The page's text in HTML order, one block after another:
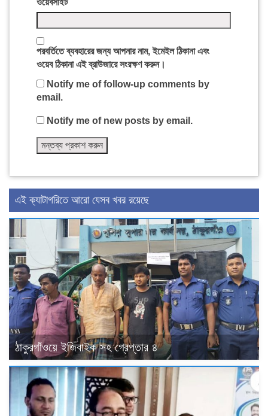
ওয়েবসাইট
পরবর্তিতে ব্যবহারের জন্য আপনার নাম, ইমেইল ঠিকানা এবং
ওয়েব ঠিকানা এই ব্রাউজারে সংরক্ষণ করুন।
Notify me of follow-up comments by
email.
Notify me of new posts by email.
এই ক্যাটাগরিতে আরো যেসব খবর রয়েছে
ঠাকুরগাঁওয়ে ইজিবাইক সহ গ্রেপ্তার ৪